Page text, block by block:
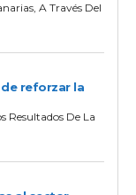
A Través Del
reforzar la
Resultados De La